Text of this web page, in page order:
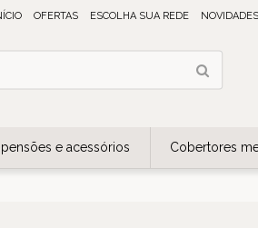
OFERTAS ESCOLHA SUA REDE NOVIDADES
e acessórios Cobertores